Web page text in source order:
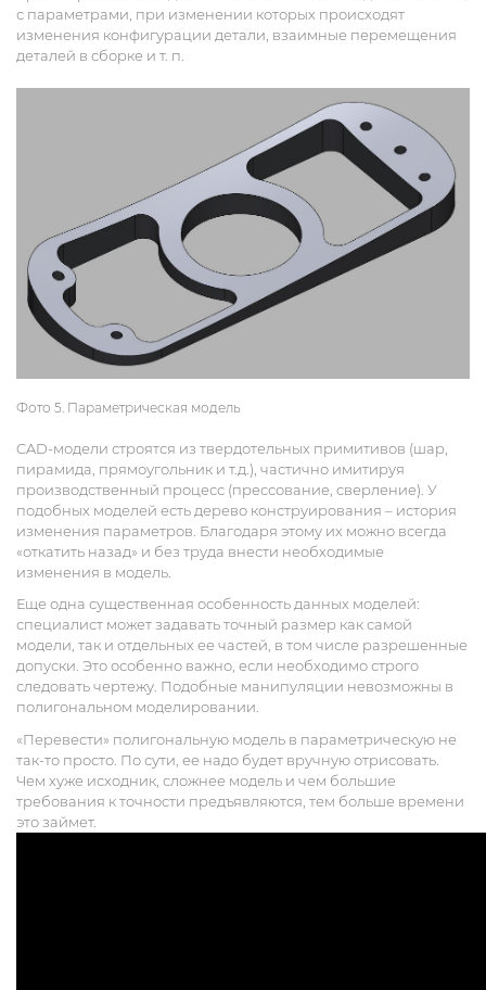
с параметрами, при изменении которых происходят
изменения конфигурации детали, взаимные перемещения
деталей в сборке и т. п.
Фото 5. Параметрическая модель
CAD-модели строятся из твердотельных примитивов (шар,
пирамида, прямоугольник и т.д.), частично имитируя
производственный процесс (прессование, сверление). У
подобных моделей есть дерево конструирования – история
изменения параметров. Благодаря этому их можно всегда
«откатить назад» и без труда внести необходимые
изменения в модель.
Еще одна существенная особенность данных моделей:
специалист может задавать точный размер как самой
модели, так и отдельных ее частей, в том числе разрешенные
допуски. Это особенно важно, если необходимо строго
следовать чертежу. Подобные манипуляции невозможны в
полигональном моделировании.
«Перевести» полигональную модель в параметрическую не
так-то просто. По сути, ее надо будет вручную отрисовать.
Чем хуже исходник, сложнее модель и чем большие
требования к точности предъявляются, тем больше времени
это займет.